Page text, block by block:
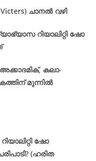
Victers) ചാനൽ വഴി
റിയാലിറ്റി ഷോ
കലാ-
മുന്നിൽ
ഷോ
(ഹരിത